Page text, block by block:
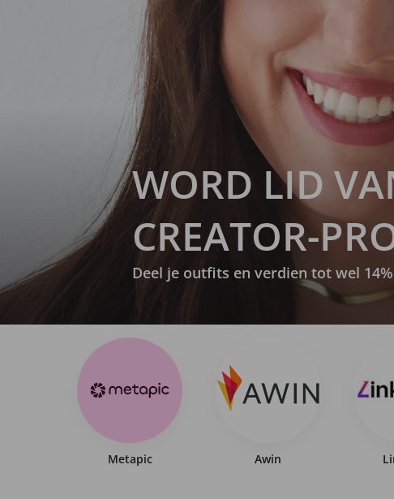
WORD LID
CREATOR-
Deel je outfits en verdien tot wel
Metapic Awin